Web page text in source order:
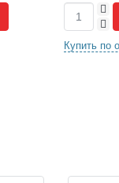
-
+
Купить по